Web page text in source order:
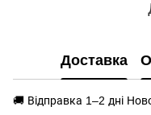
Доставка
🚚 Відправка 1–2 дні